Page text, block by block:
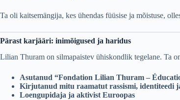
Ta oli kaitsemängija, kes ühendas füüsise ja mõistuse,
Pärast karjääri: inimõigused ja haridus
Lilian Thuram on silmapaistev ühiskondlik tegelane. Ta
Asutanud “Fondation Lilian Thuram –
Kirjutanud mitu raamatut rassismi, identiteedi
Loengupidaja ja aktivist Euroopas